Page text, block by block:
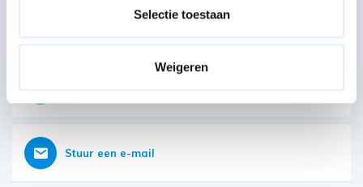
Selectie toestaan
Weigeren
Bereikbaar op 085 - 06 56 19 2
Vraag nu direct een offerte aan
Stuur een e-mail